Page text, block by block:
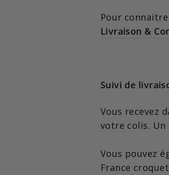
Pour
Livraison &
Suivi de
Vous recevez
votre colis. Un
Vous pouvez
France